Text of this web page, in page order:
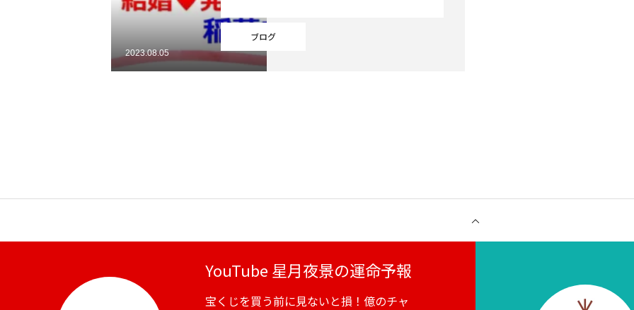
Online Store
ブログ
2023.08.05
YouTube 星月夜景の運命予報
宝くじを買う前に見ないと損！億のチャ